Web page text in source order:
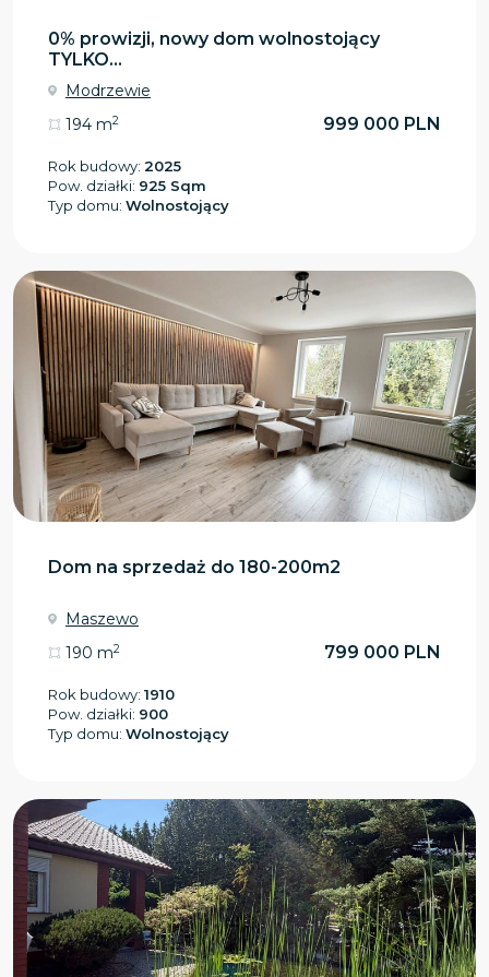
0% prowizji, nowy dom wolnostojący
TYLKO...
Modrzewie
194 m2 999 000 PLN
Rok budowy: 2025
Pow. działki: 925 Sqm
Typ domu: Wolnostojący
Dom na sprzedaż do 180-200m2
Maszewo
190 m2 799 000 PLN
Rok budowy: 1910
Pow. działki: 900
Typ domu: Wolnostojący